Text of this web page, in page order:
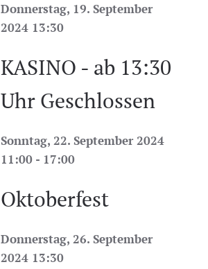
Donnerstag, 19. September
2024 13:30
KASINO - ab 13:30
Uhr Geschlossen
Sonntag, 22. September 2024
11:00 - 17:00
Oktoberfest
Donnerstag, 26. September
2024 13:30